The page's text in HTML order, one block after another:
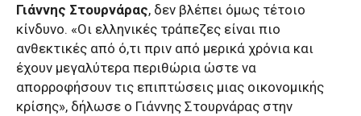
Γιάννης Στουρνάρας, δεν βλέπει όμως τέτοιο
κίνδυνο. «Οι ελληνικές τράπεζες είναι πιο
ανθεκτικές από ό,τι πριν από μερικά χρόνια και
έχουν μεγαλύτερα περιθώρια ώστε να
απορροφήσουν τις επιπτώσεις μιας οικονομικής
κρίσης», δήλωσε ο Γιάννης Στουρνάρας στην